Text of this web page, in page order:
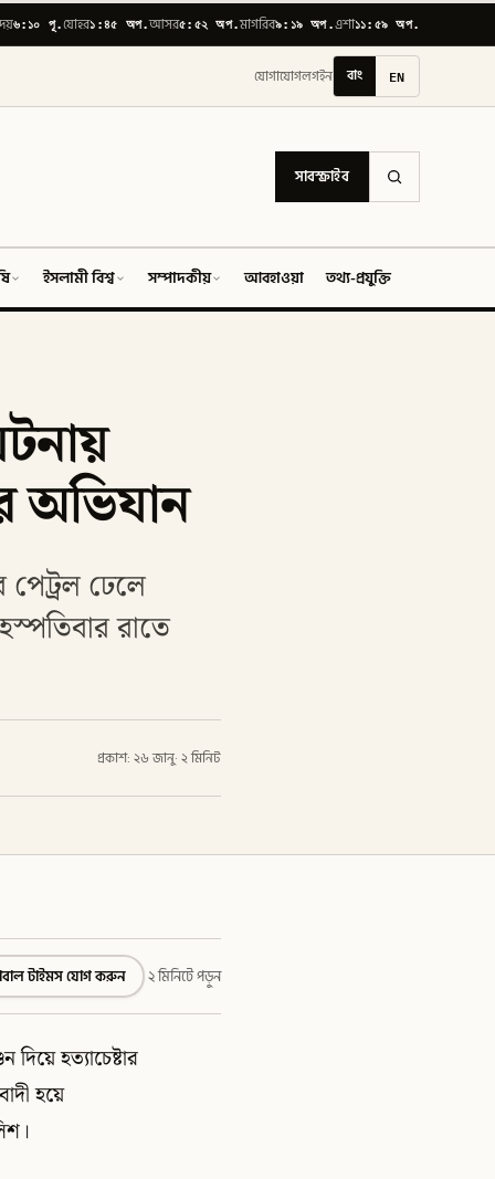
৬:১০ পূ.যোহর১:৪৫ অপ.আসর৫:৫২ অপ.মাগরিব৯:১৯ অপ.এশা১১:৫৯ অপ.
যোগাযোগলগইন বাং EN
সাবস্ক্রাইব
ইসলামী বিশ্ব সম্পাদকীয় আবহাওয়া তথ্য-প্রযুক্তি
অভিযান
ঢেলে
রাতে
প্রকাশ: ২৬ জানু· ২ মিনিট
টাইমস যোগ করুন ২ মিনিটে পড়ুন
হত্যাচেষ্টার
হয়ে